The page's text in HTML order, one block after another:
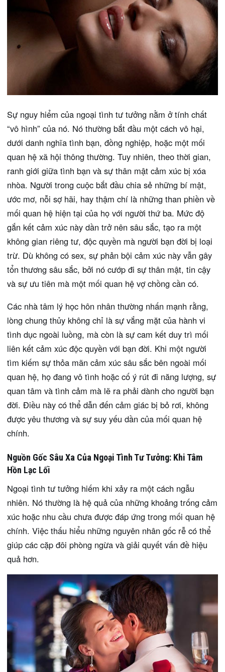
Sự nguy hiểm của ngoại tình tư tưởng nằm ở tính chất
“vô hình” của nó. Nó thường bắt đầu một cách vô hại,
dưới danh nghĩa tình bạn, đồng nghiệp, hoặc một mối
quan hệ xã hội thông thường. Tuy nhiên, theo thời gian,
ranh giới giữa tình bạn và sự thân mật cảm xúc bị xóa
nhòa. Người trong cuộc bắt đầu chia sẻ những bí mật,
ước mơ, nỗi sợ hãi, hay thậm chí là những than phiền về
mối quan hệ hiện tại của họ với người thứ ba. Mức độ
gắn kết cảm xúc này dần trở nên sâu sắc, tạo ra một
không gian riêng tư, độc quyền mà người bạn đời bị loại
trừ. Dù không có sex, sự phản bội cảm xúc này vẫn gây
tổn thương sâu sắc, bởi nó cướp đi sự thân mật, tin cậy
và sự ưu tiên mà một mối quan hệ vợ chồng cần có.
Các nhà tâm lý học hôn nhân thường nhấn mạnh rằng,
lòng chung thủy không chỉ là sự vắng mặt của hành vi
tình dục ngoài luồng, mà còn là sự cam kết duy trì mối
liên kết cảm xúc độc quyền với bạn đời. Khi một người
tìm kiếm sự thỏa mãn cảm xúc sâu sắc bên ngoài mối
quan hệ, họ đang vô tình hoặc cố ý rút đi năng lượng, sự
quan tâm và tình cảm mà lẽ ra phải dành cho người bạn
đời. Điều này có thể dẫn đến cảm giác bị bỏ rơi, không
được yêu thương và sự suy yếu dần của mối quan hệ
chính.
Nguồn Gốc Sâu Xa Của Ngoại Tình Tư Tưởng: Khi Tâm
Hồn Lạc Lối
Ngoại tình tư tưởng hiếm khi xảy ra một cách ngẫu
nhiên. Nó thường là hệ quả của những khoảng trống cảm
xúc hoặc nhu cầu chưa được đáp ứng trong mối quan hệ
chính. Việc thấu hiểu những nguyên nhân gốc rễ có thể
giúp các cặp đôi phòng ngừa và giải quyết vấn đề hiệu
quả hơn.